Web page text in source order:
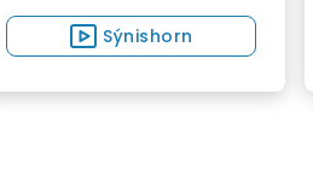
Sýnishorn